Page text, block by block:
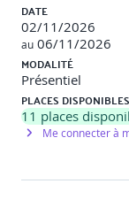
Test des
composants,
Données de
Travaux
DATE
02/11/2026
au 06/11/2026
MODALITÉ
Présentiel
PLACES DISPONIBLES
11 places
Me connecter à